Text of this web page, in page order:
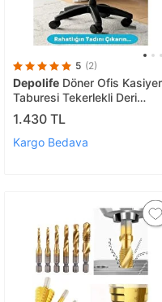
5 (2)
Depolife Döner Ofis Kasiyer
Taburesi Tekerlekli Deri
Döşeme Oturak Eczane
Laboratuvar Büro Çalışma
Koltuğu
1.430 TL
Kargo Bedava